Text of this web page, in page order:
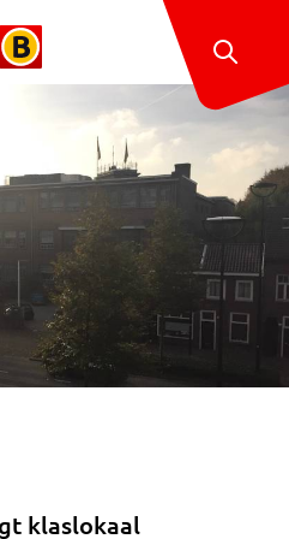
klaslokaal